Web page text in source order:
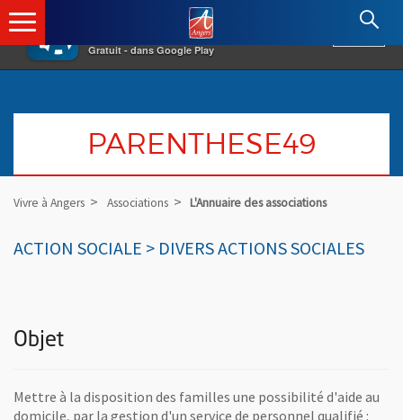
×
Gratuit - dans Google Play
Angers.fr : Retour à l'accueil
PARENTHESE49
Vivre à Angers Associations L'Annuaire des associations
ACTION SOCIALE > DIVERS ACTIONS SOCIALES
Objet
Mettre à la disposition des familles une possibilité d'aide au
domicile, par la gestion d'un service de personnel qualifié :